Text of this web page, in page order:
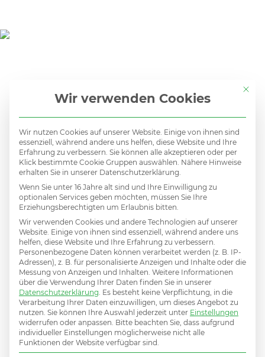
Kein
passender
Job dabei?
Hier initiativ bewerben und damit Teil des MiV
Talent Netzwerks werden.
Mit
Wir verwenden Cookies
Wir nutzen Cookies auf unserer Website. Einige von ihnen sind
essenziell, während andere uns helfen, diese Website und Ihre
Erfahrung zu verbessern. Sie können alle akzeptieren oder per
Klick bestimmte Cookie Gruppen auswählen. Nähere Hinweise
erhalten Sie in unserer Datenschutzerklärung.
Wenn Sie unter 16 Jahre alt sind und Ihre Einwilligung zu
optionalen Services geben möchten, müssen Sie Ihre
Erziehungsberechtigten um Erlaubnis bitten.
Wir verwenden Cookies und andere Technologien auf unserer
Website. Einige von ihnen sind essenziell, während andere uns
helfen, diese Website und Ihre Erfahrung zu verbessern.
Personenbezogene Daten können verarbeitet werden (z. B. IP-
Adressen), z. B. für personalisierte Anzeigen und Inhalte oder die
Messung von Anzeigen und Inhalten. Weitere Informationen
über die Verwendung Ihrer Daten finden Sie in unserer
Datenschutzerklärung. Es besteht keine Verpflichtung, in die
Verarbeitung Ihrer Daten einzuwilligen, um dieses Angebot zu
nutzen. Sie können Ihre Auswahl jederzeit unter Einstellungen
widerrufen oder anpassen. Bitte beachten Sie, dass aufgrund
individueller Einstellungen möglicherweise nicht alle
Funktionen der Website verfügbar sind.